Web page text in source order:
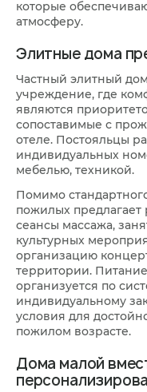
которые
атмосферу.
Элитные дома
Частный элитный
учреждение, где
являются
сопоставимые с
отеле. Постояльцы
индивидуальных
мебелью, техникой.
Помимо
пожилых
сеансы массажа,
культурных
организацию
территории.
организуется по
индивидуальному
условия для
пожилом возрасте.
Дома малой